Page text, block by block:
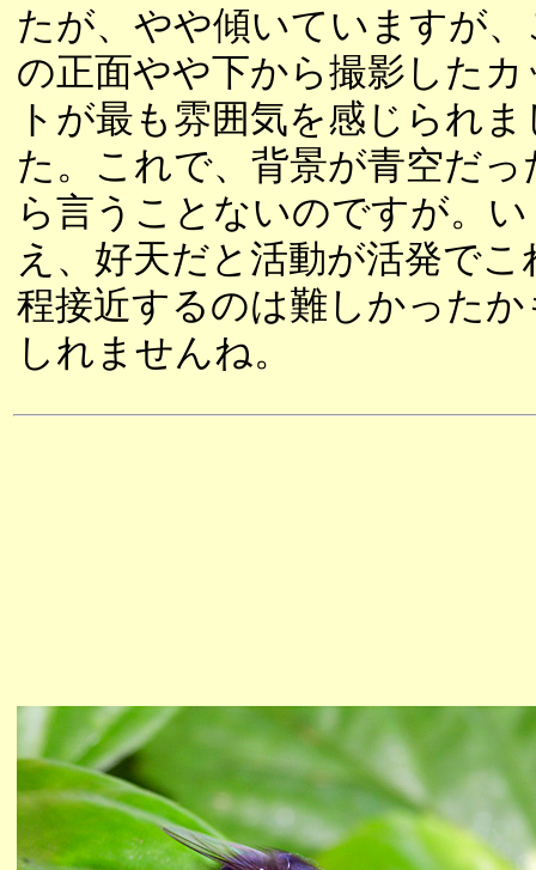
たが、やや傾いていますが、
の正面やや下から撮影したカ
トが最も雰囲気を感じられま
た。これで、背景が青空だっ
ら言うことないのですが。い
え、好天だと活動が活発でこ
程接近するのは難しかったか
しれませんね。